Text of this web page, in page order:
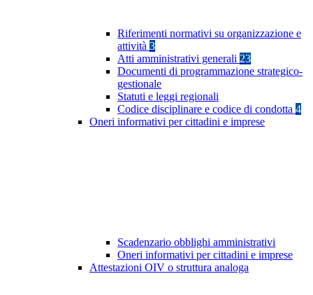
Riferimenti normativi su organizzazione e
attività 3
Atti amministrativi generali 23
Documenti di programmazione strategico-
gestionale
Statuti e leggi regionali
Codice disciplinare e codice di condotta 4
Oneri informativi per cittadini e imprese
Scadenzario obblighi amministrativi
Oneri informativi per cittadini e imprese
Attestazioni OIV o struttura analoga